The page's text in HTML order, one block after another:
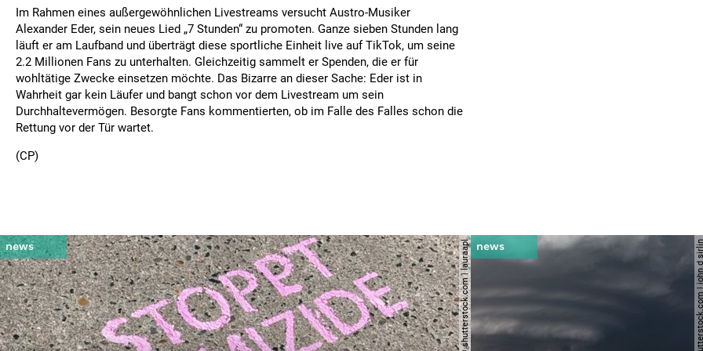
Im Rahmen eines außergewöhnlichen Livestreams versucht Austro-Musiker
Alexander Eder, sein neues Lied „7 Stunden“ zu promoten. Ganze sieben Stunden lang
läuft er am Laufband und überträgt diese sportliche Einheit live auf TikTok, um seine
2.2 Millionen Fans zu unterhalten. Gleichzeitig sammelt er Spenden, die er für
wohltätige Zwecke einsetzen möchte. Das Bizarre an dieser Sache: Eder ist in
Wahrheit gar kein Läufer und bangt schon vor dem Livestream um sein
Durchhaltevermögen. Besorgte Fans kommentierten, ob im Falle des Falles schon die
Rettung vor der Tür wartet.
(CP)
© shutterstock.com | lauraapl ©